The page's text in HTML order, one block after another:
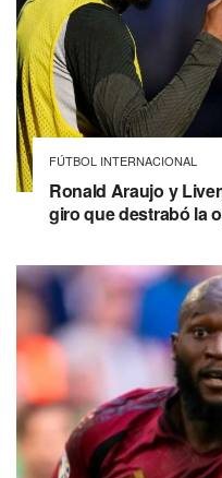
FÚTBOL INTERNACIONAL
Ronald Araujo y
giro que destrabó la